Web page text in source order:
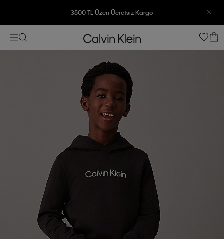
3500 TL Üzeri Ücretsiz Kargo
7500 TL Ve Üzeri Alışverişlerinizde 6 Taksit İmkanı